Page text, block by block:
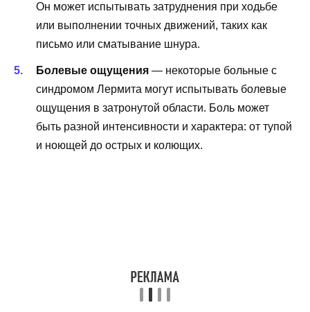
Он может испытывать затруднения при ходьбе
или выполнении точных движений, таких как
письмо или сматывание шнура.
Болевые ощущения — некоторые больные с
синдромом Лермита могут испытывать болевые
ощущения в затронутой области. Боль может
быть разной интенсивности и характера: от тупой
и ноющей до острых и колющих.